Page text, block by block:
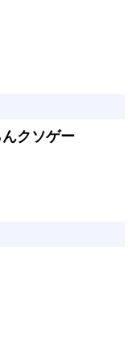
クソゲー